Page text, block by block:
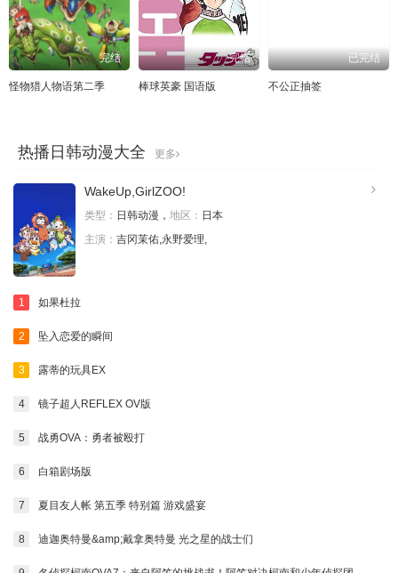
完结
怪物猎人物语第二季
完结
棒球英豪 国语版
已完结
不公正抽签
热播日韩动漫大全 更多
WakeUp,GirlZOO!
类型： 日韩动漫， 地区： 日本
主演： 吉冈茉佑,永野爱理,
1 如果杜拉
2 坠入恋爱的瞬间
3 露蒂的玩具EX
4 镜子超人REFLEX OV版
5 战勇OVA：勇者被殴打
6 白箱剧场版
7 夏目友人帐 第五季 特别篇 游戏盛宴
8 迪迦奥特曼&amp;戴拿奥特曼 光之星的战士们